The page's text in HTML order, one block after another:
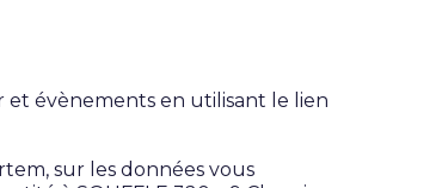
et évènements en utilisant le lien
sur les données vous